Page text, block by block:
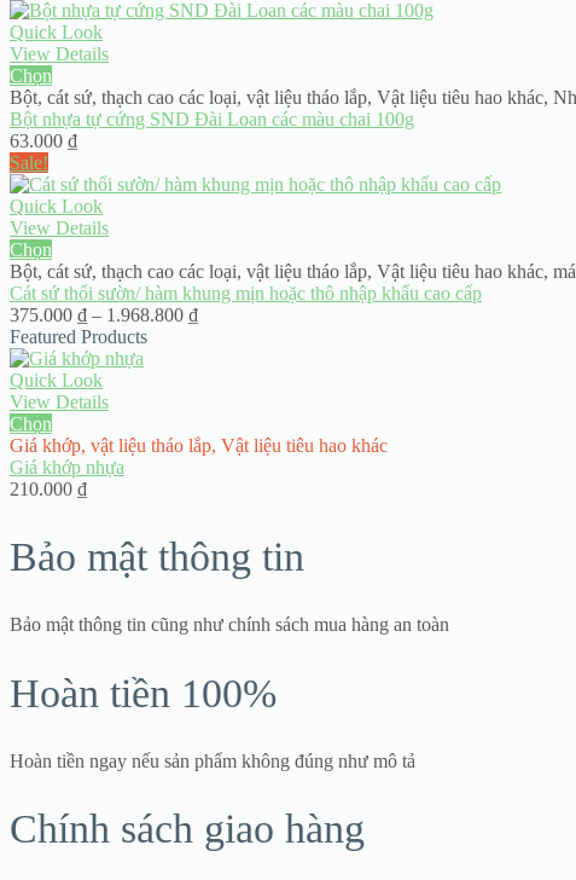
Quick Look
View Details
Chọn
Bột, cát sứ, thạch cao các loại, vật liệu tháo lắp, Vật liệu tiêu hao khác,
Bột nhựa tự cứng SND Đài Loan các màu chai 100g
63.000 ₫
Sale!
Quick Look
View Details
Chọn
Bột, cát sứ, thạch cao các loại, vật liệu tháo lắp, Vật liệu tiêu hao khác,
Cát sứ thổi sườn/ hàm khung mịn hoặc thô nhập khẩu cao cấp
375.000 ₫ – 1.968.800 ₫Khoảng
Featured Products
Quick Look
View Details
Chọn
Giá khớp, vật liệu tháo lắp, Vật liệu tiêu hao khác
Giá khớp nhựa
210.000 ₫
Bảo mật thông tin
Bảo mật thông tin cũng như chính sách mua hàng an toàn
Hoàn tiền 100%
Hoàn tiền ngay nếu sản phẩm không đúng như mô tả
Chính sách giao hàng